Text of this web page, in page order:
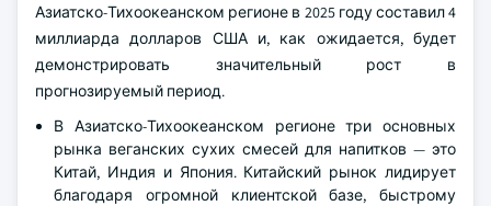
Азиатско-Тихоокеанском регионе в 2025 году составил 4
миллиарда долларов США и, как ожидается, будет
демонстрировать значительный рост в
прогнозируемый период.
В Азиатско-Тихоокеанском регионе три основных
рынка веганских сухих смесей для напитков — это
Китай, Индия и Япония. Китайский рынок лидирует
благодаря огромной клиентской базе, быстрому